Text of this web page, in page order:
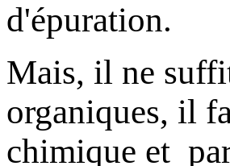
d'épuration.
Mais, il ne
organiques, il
chimique et